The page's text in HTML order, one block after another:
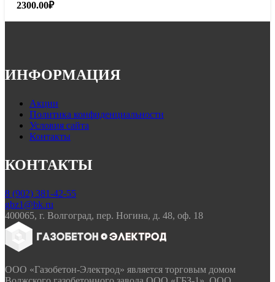
2300.00₽
ИНФОРМАЦИЯ
Акции
Политика конфиденциальности
Условия сайта
Контакты
КОНТАКТЫ
8 (902) 381-42-55
gbz1@bk.ru
400065, г. Волгоград, пер. Ногина, д. 48, оф. 18
ООО «Газобетон-Электрод» является торговым домом